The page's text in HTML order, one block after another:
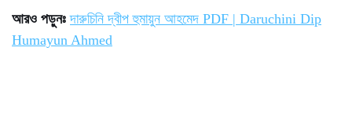
আরও পড়ুনঃদারুচিনি দ্বীপ হুমায়ুন আহমেদ PDF | Daruchini Dip
Humayun Ahmed